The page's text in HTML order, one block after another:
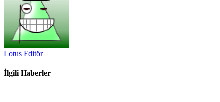
Lotus Editör
İlgili Haberler